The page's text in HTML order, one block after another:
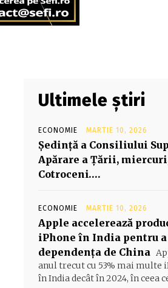
Ultimele știri
ECONOMIE MARTIE 10, 2026
Şedinţă a Consiliului
Apărare a Ţării,
Cotroceni….
ECONOMIE MARTIE 10, 2026
Apple accelerează
iPhone în India pentru a
dependența de China
anul trecut cu 53% mai multe
în India decât în 2024, în ceea